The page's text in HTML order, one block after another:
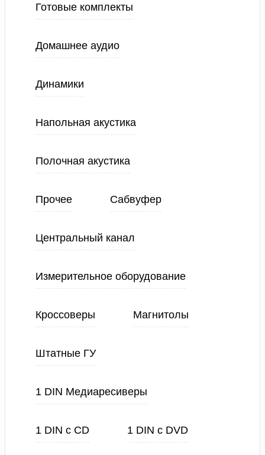
Готовые комплекты
Домашнее аудио
Динамики
Напольная акустика
Полочная акустика
Прочее Сабвуфер
Центральный канал
Измерительное оборудование
Кроссоверы Магнитолы
Штатные ГУ
1 DIN Медиаресиверы
1 DIN с CD 1 DIN с DVD